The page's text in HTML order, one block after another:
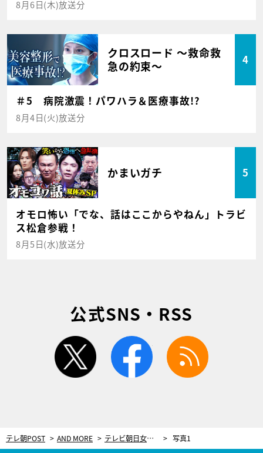
8月6日(木)放送分
クロスロード ～救命救
急の約束～
4
＃5 病院激震！パワハラ＆医療事故!?
8月4日(火)放送分
かまいガチ 5
オモロ怖い「でな、話はここからやねん」トラビ
ス松倉参戦！
8月5日(水)放送分
公式SNS・RSS
twitter facebook
テレ朝POST AND MORE テレビ朝日女性アナ、カレンダー発売イベント開催！あの男性アナも登場で大盛況＜写真20枚＞ 写真1